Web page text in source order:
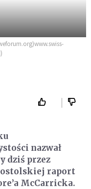
nazwał
dziś przez
raport
McCarricka.